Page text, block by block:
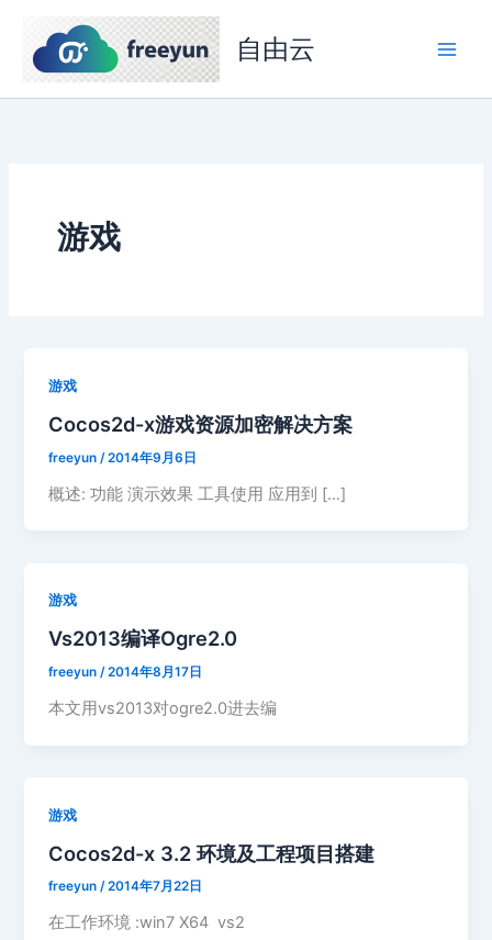
自由云
游戏
游戏
Cocos2d-x游戏资源加密解决方案
freeyun /2014年9月6日
概述: 功能 演示效果 工具使用 应用到 […]
游戏
Vs2013编译Ogre2.0
freeyun/2014年8月17日
本文用vs2013对ogre2.0进去编
游戏
Cocos2d-x 3.2 环境及工程项目搭建
freeyun/2014年7月22日
在工作环境 :win7 X64 vs2